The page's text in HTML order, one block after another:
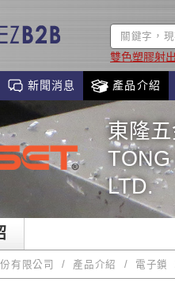
雙色塑膠射
新聞消息 產品介紹
東隆
LTD.
有限公司 產品介紹 電子鎖